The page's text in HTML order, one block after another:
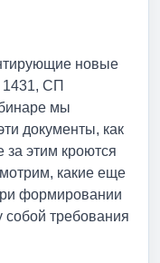
новые
1431, СП
мы
документы, как
за этим кроются
какие еще
формировании
собой требования